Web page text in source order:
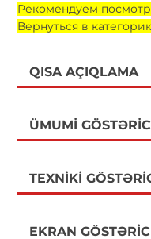
Рекомендуем
Вернуться в
QISA AÇIQLAMA
ÜMUMI
TEXNIKI
EKRAN